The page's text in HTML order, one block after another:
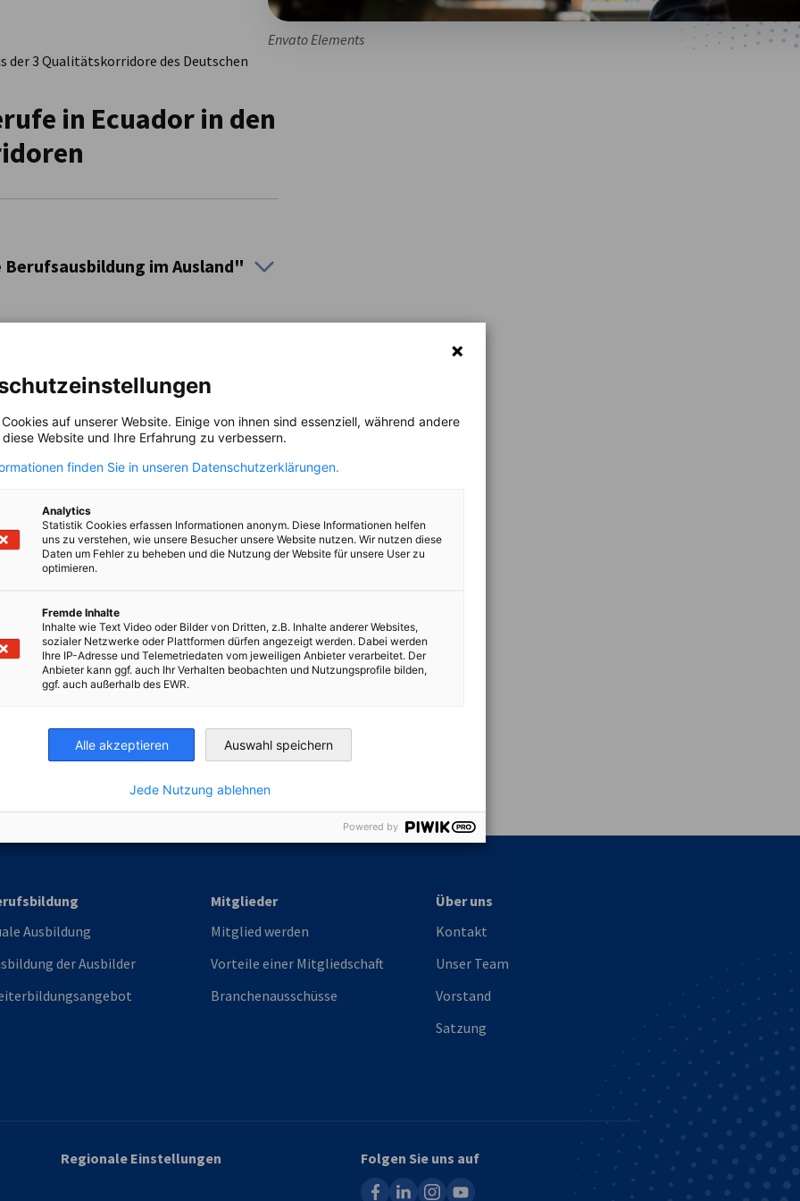
Envato Elements
der 3 Qualitätskorridore des Deutschen
in Ecuador in den
im Ausland"
nach
mit deutschen
Modell der Dualen
Abschluß an. Dieses auf Basis
Konzept dauert 3,5 Jahre und wird in
Kooperation mit Ausbildungsbetrieben
und Austauschprojekte wird die
und Energie
Ausbildung
der Ausbilder
Mitglieder
Mitglied werden
Vorteile einer Mitgliedschaft
Branchenausschüsse
Über uns
Kontakt
Unser Team
Vorstand
Satzung
Regionale Einstellungen
Folgen Sie uns auf
facebooklinkedininstagram
youtube
auf unserer Website. Einige von ihnen sind essenziell, während andere
Website und Ihre Erfahrung zu verbessern.
finden Sie in unseren Datenschutzerklärungen.
Analytics
Statistik Cookies erfassen Informationen anonym. Diese Informationen helfen
uns zu verstehen, wie unsere Besucher unsere Website nutzen. Wir nutzen diese
Daten um Fehler zu beheben und die Nutzung der Website für unsere User zu
optimieren.
Fremde Inhalte
Inhalte wie Text Video oder Bilder von Dritten, z.B. Inhalte anderer Websites,
sozialer Netzwerke oder Plattformen dürfen angezeigt werden. Dabei werden
Ihre IP-Adresse und Telemetriedaten vom jeweiligen Anbieter verarbeitet. Der
Anbieter kann ggf. auch Ihr Verhalten beobachten und Nutzungsprofile bilden,
ggf. auch außerhalb des EWR.
Alle akzeptieren Auswahl speichern
Jede Nutzung ablehnen
Powered by